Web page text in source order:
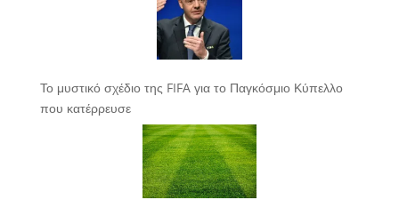
Το μυστικό σχέδιο της FIFA για το Παγκόσμιο Κύπελλο
που κατέρρευσε